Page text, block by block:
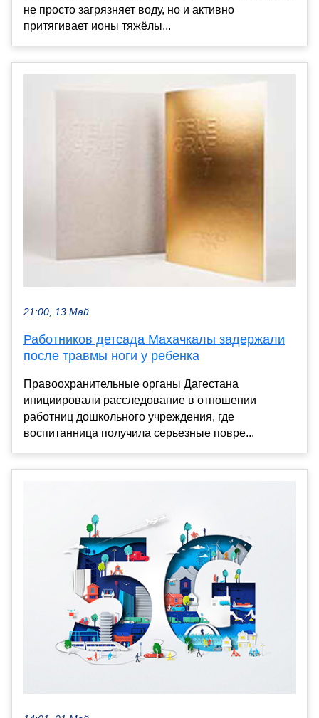
не просто загрязняет воду, но и активно
притягивает ионы тяжёлы...
21:00, 13 Май
Работников детсада Махачкалы задержали
после травмы ноги у ребенка
Правоохранительные органы Дагестана
инициировали расследование в отношении
работниц дошкольного учреждения, где
воспитанница получила серьезные повре...